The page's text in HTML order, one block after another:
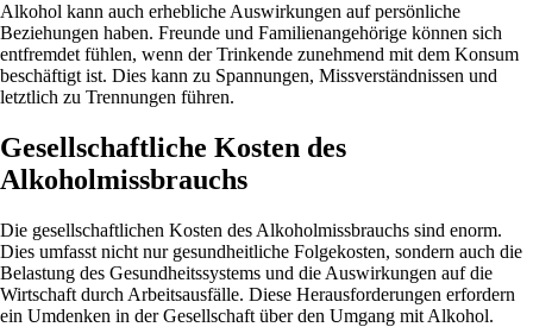
Alkohol kann auch erhebliche Auswirkungen auf persönliche
Beziehungen haben. Freunde und Familienangehörige können sich
entfremdet fühlen, wenn der Trinkende zunehmend mit dem Konsum
beschäftigt ist. Dies kann zu Spannungen, Missverständnissen und
letztlich zu Trennungen führen.
Gesellschaftliche Kosten des
Alkoholmissbrauchs
Die gesellschaftlichen Kosten des Alkoholmissbrauchs sind enorm.
Dies umfasst nicht nur gesundheitliche Folgekosten, sondern auch die
Belastung des Gesundheitssystems und die Auswirkungen auf die
Wirtschaft durch Arbeitsausfälle. Diese Herausforderungen erfordern
ein Umdenken in der Gesellschaft über den Umgang mit Alkohol.